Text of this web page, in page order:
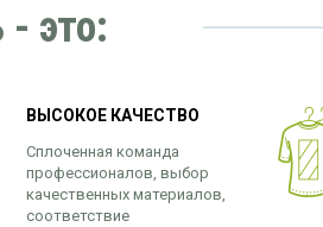
это:
ВЫСОКОЕ КАЧЕСТВО
Сплоченная команда
профессионалов, выбор
качественных материалов,
соответствие